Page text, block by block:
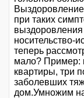
при таких
носительство-
теперь
мало? Пример:
квартиры, три
заболевших
дом.Умножим